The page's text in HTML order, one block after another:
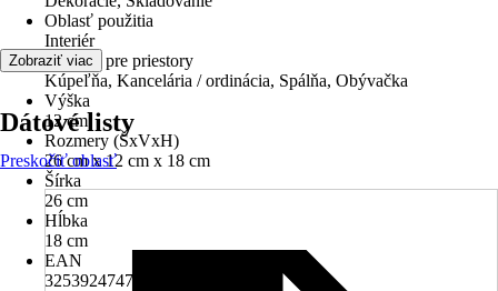
Oblasť použitia
Interiér
Vhodné pre priestory
Kúpeľňa, Kancelária / ordinácia, Spálňa, Obývačka
Výška
12 cm
Rozmery (ŠxVxH)
26 cm x 12 cm x 18 cm
Šírka
26 cm
Hĺbka
18 cm
EAN
3253924747224
Zobraziť viac
Dátové listy
Preskočiť oblasť